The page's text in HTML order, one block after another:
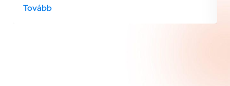
Tovább